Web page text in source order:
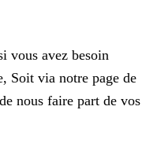
vous avez besoin
Soit via notre page de
nous faire part de vos